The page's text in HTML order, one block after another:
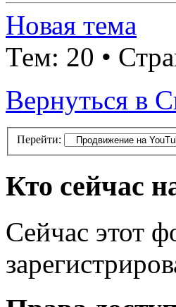
Новая тема
Тем: 20 •
Вернуться в
Перейти:
Кто сейчас
Сейчас этот